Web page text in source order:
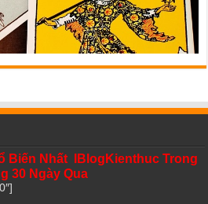
Biến Nhất IBlogKienthuc Trong
30 Ngày Qua